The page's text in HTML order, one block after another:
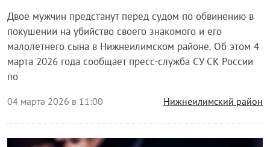
Двое мужчин предстанут перед судом по обвинению в
покушении на убийство своего знакомого и его
малолетнего сына в Нижнеилимском районе. Об этом 4
марта 2026 года сообщает пресс-служба СУ СК России
по
04 марта 2026 в 11:00 Нижнеилимский район